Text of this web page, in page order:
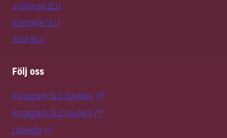
Jobba på SLU
Kontakta SLU
Stöd SLU
Följ oss
Instagram SLU.Sweden
Instagram SLU.student
LinkedIn